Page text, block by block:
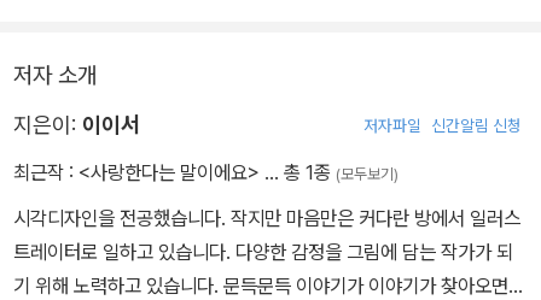
저자 소개
지은이: 이이서 저자파일 신간알림 신청
최근작 : <사랑한다는 말이에요> … 총 1종 (모두보기)
시각디자인을 전공했습니다. 작지만 마음만은 커다란 방에서 일러스
트레이터로 일하고 있습니다. 다양한 감정을 그림에 담는 작가가 되
기 위해 노력하고 있습니다. 문득문득 이야기가 이야기가 찾아오면